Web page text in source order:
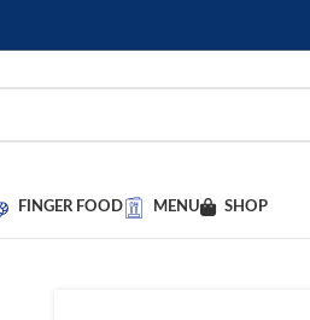
FINGER FOOD MENU SHOP